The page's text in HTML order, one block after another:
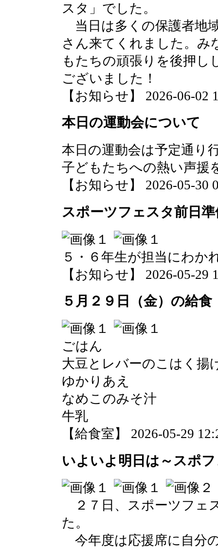
スタ」でした。
当日は多くの保護者地
さん来てくれました。み
もたちの頑張りを後押
ございました！
【お知らせ】 2026-06-02
本日の運動会について
本日の運動会は予定通り
子どもたちへの熱い声援
【お知らせ】 2026-05-30
スポーツフェスタ前日準
５・６年生が担当にわか
【お知らせ】 2026-05-29
５月２９日（金）の給食
ごはん
大豆とレバーのこはく揚
ゆかりあえ
なめこのみそ汁
牛乳
【給食室】 2026-05-29
いよいよ明日は～スポ
２７日、スポーツフェ
た。
今年度は応援席に自分